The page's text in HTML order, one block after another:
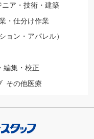
ア・技術・建築
・仕分け作業
ョン・アパレル）
編集・校正
その他医療